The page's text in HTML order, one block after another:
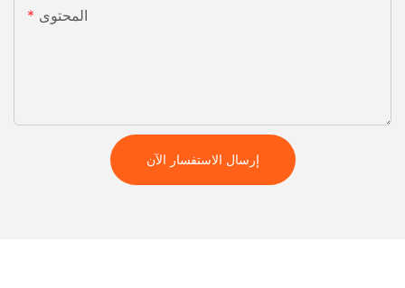
المحتوى
إرسال الاستفسار الآن